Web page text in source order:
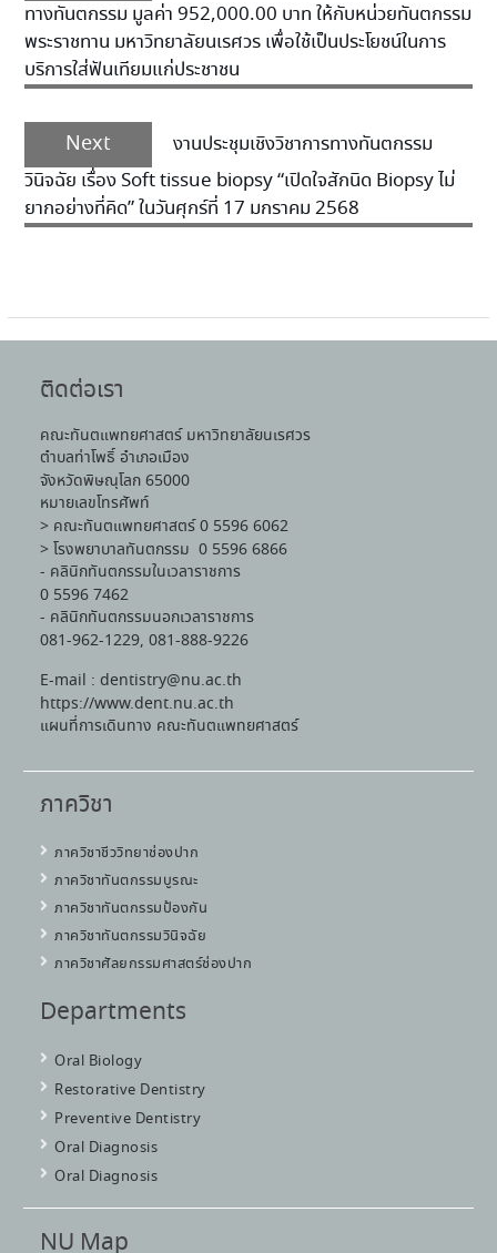
ทางทันตกรรม มูลค่า 952,000.00 บาท ให้กับหน่วยทันตกรรม
พระราชทาน มหาวิทยาลัยนเรศวร เพื่อใช้เป็นประโยชน์ในการ
บริการใส่ฟันเทียมแก่ประชาชน
Next
งานประชุมเชิงวิชาการทางทันตกรรม
วินิจฉัย เรื่อง Soft tissue biopsy “เปิดใจสักนิด Biopsy ไม่
ยากอย่างที่คิด” ในวันศุกร์ที่ 17 มกราคม 2568
ติดต่อเรา
คณะทันตแพทยศาสตร์ มหาวิทยาลัยนเรศวร
ตำบลท่าโพธิ์ อำเภอเมือง
จังหวัดพิษณุโลก 65000
หมายเลขโทรศัพท์
> คณะทันตแพทยศาสตร์ 0 5596 6062
> โรงพยาบาลทันตกรรม 0 5596 6866
- คลินิกทันตกรรมในเวลาราชการ
0 5596 7462
- คลินิกทันตกรรมนอกเวลาราชการ
081-962-1229, 081-888-9226
E-mail : dentistry@nu.ac.th
https://www.dent.nu.ac.th
แผนที่การเดินทาง คณะทันตแพทยศาสตร์
ภาควิชา
ภาควิชาชีววิทยาช่องปาก
ภาควิชาทันตกรรมบูรณะ
ภาควิชาทันตกรรมป้องกัน
ภาควิชาทันตกรรมวินิจฉัย
ภาควิชาศัลยกรรมศาสตร์ช่องปาก
Departments
Oral Biology
Restorative Dentistry
Preventive Dentistry
Oral Diagnosis
Oral Diagnosis
NU Map